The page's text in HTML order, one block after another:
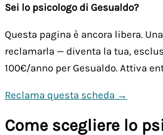
Sei lo psicologo di Gesualdo?
Questa pagina è ancora libera.
reclamarla — diventa la tua,
100€/anno per Gesualdo. Attiva
Reclama questa scheda →
Come scegliere lo